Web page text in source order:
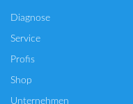
Diagnose
Service
Profis
Shop
Unternehmen